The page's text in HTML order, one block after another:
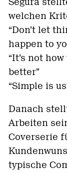
welchen
“Don’t let
happen to
“It’s not
better”
“Simple is
Danach
Arbeiten
Coverserie
typische